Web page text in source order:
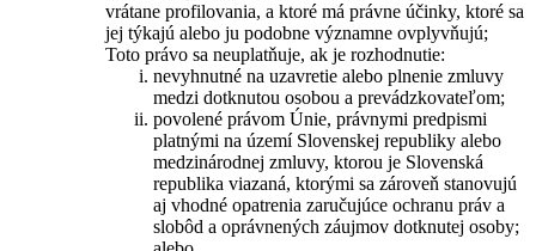
vrátane profilovania, a ktoré má právne účinky, ktoré sa
jej týkajú alebo ju podobne významne ovplyvňujú;
Toto právo sa neuplatňuje, ak je rozhodnutie:
nevyhnutné na uzavretie alebo plnenie zmluvy
medzi dotknutou osobou a prevádzkovateľom;
povolené právom Únie, právnymi predpismi
platnými na území Slovenskej republiky alebo
medzinárodnej zmluvy, ktorou je Slovenská
republika viazaná, ktorými sa zároveň stanovujú
aj vhodné opatrenia zaručujúce ochranu práv a
slobôd a oprávnených záujmov dotknutej osoby;